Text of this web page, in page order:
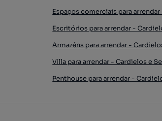
Espaços comerciais para
Escritórios para arrendar -
Armazéns para arrendar -
Villa para arrendar - Cardielos e
Penthouse para arrendar -